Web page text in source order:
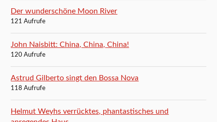
Der wunderschöne Moon River
121 Aufrufe
John Naisbitt: China, China, China!
120 Aufrufe
Astrud Gilberto singt den Bossa Nova
118 Aufrufe
Helmut Weyhs verrücktes, phantastisches und